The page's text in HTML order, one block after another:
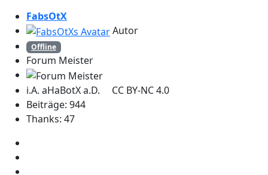
FabsOtX
Autor
Offline
Forum Meister
i.A. aHaBotX a.D. CC BY-NC 4.0
Beiträge: 944
Thanks: 47